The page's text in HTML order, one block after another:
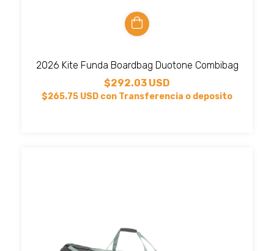
2026 Kite Funda Boardbag Duotone Combibag
$292.03 USD
$265.75 USD con Transferencia o deposito